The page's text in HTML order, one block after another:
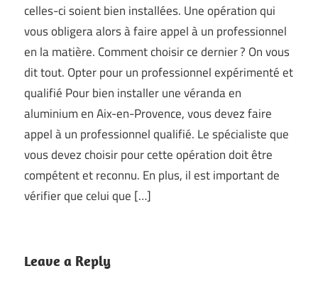
celles-ci soient bien installées. Une opération qui
vous obligera alors à faire appel à un professionnel
en la matière. Comment choisir ce dernier ? On vous
dit tout. Opter pour un professionnel expérimenté et
qualifié Pour bien installer une véranda en
aluminium en Aix-en-Provence, vous devez faire
appel à un professionnel qualifié. Le spécialiste que
vous devez choisir pour cette opération doit être
compétent et reconnu. En plus, il est important de
vérifier que celui que […]
Leave a Reply